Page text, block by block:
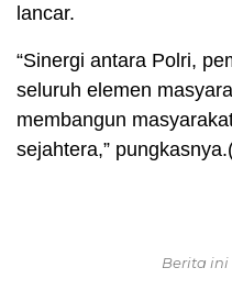
lancar.
“Sinergi antara Polri,
seluruh elemen
membangun
sejahtera,”
Berita ini